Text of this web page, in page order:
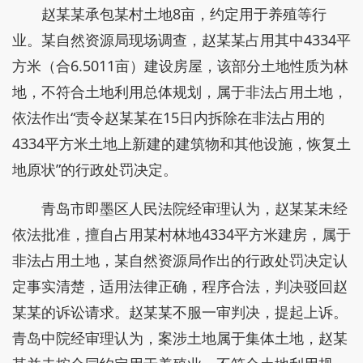
赵某某承包某村土地8亩，约定用于养殖等行
业。某自然资源局现场调查，赵某某占用其中4334平
方米（合6.5011亩）建设房屋，该部分土地性质为林
地，不符合土地利用总体规划，属于非法占用土地，
依法作出“责令赵某某在15日内拆除在非法占用的
4334平方米土地上新建的建筑物和其他设施，恢复土
地原状”的行政处罚决定。
青岛市即墨区人民法院经审理认为，赵某某未经
依法批准，擅自占用某村林地4334平方米建房，属于
非法占用土地，某自然资源局作出的行政处罚决定认
定事实清楚，适用法律正确，程序合法，判决驳回赵
某某的诉讼请求。赵某某不服一审判决，提起上诉。
青岛中院经审理认为，案涉土地属于集体土地，赵某